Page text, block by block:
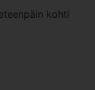
kohti